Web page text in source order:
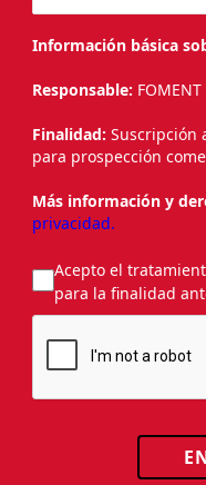
Información básica
Responsable: FOMENT
Finalidad: Suscripción
para prospección
Más información y
privacidad.
Acepto el
para la finalidad